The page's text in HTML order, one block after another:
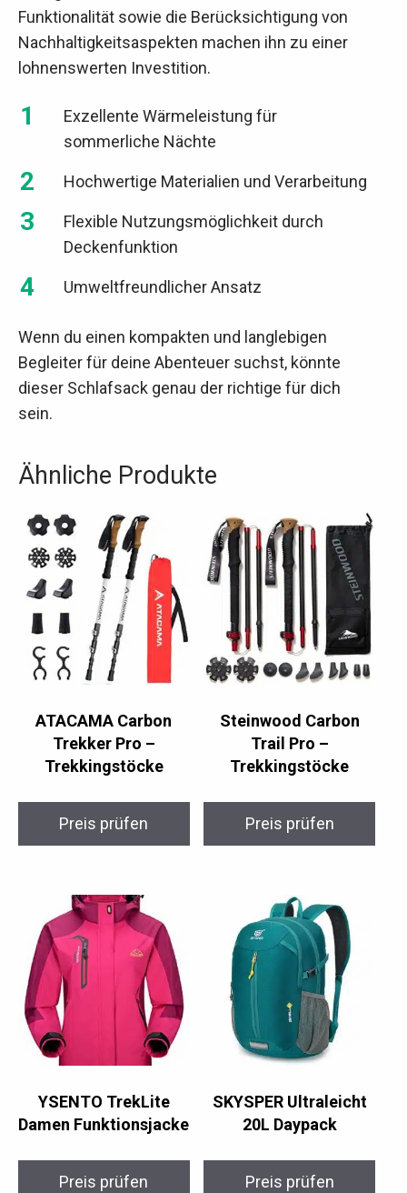
Funktionalität sowie die Berücksichtigung von
Nachhaltigkeitsaspekten machen ihn zu einer
lohnenswerten Investition.
Exzellente Wärmeleistung für
sommerliche Nächte
Hochwertige Materialien und Verarbeitung
Flexible Nutzungsmöglichkeit durch
Deckenfunktion
Umweltfreundlicher Ansatz
Wenn du einen kompakten und langlebigen
Begleiter für deine Abenteuer suchst, könnte
dieser Schlafsack genau der richtige für dich
sein.
Ähnliche Produkte
ATACAMA Carbon
Trekker Pro –
Trekkingstöcke
Preis prüfen
Steinwood Carbon
Trail Pro –
Trekkingstöcke
Preis prüfen
YSENTO TrekLite
Damen Funktionsjacke
Preis prüfen
SKYSPER Ultraleicht
20L Daypack
Preis prüfen